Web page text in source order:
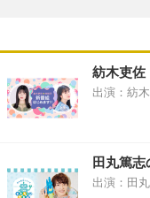
紡木吏佐
出演：紡
田丸篤
出演：田